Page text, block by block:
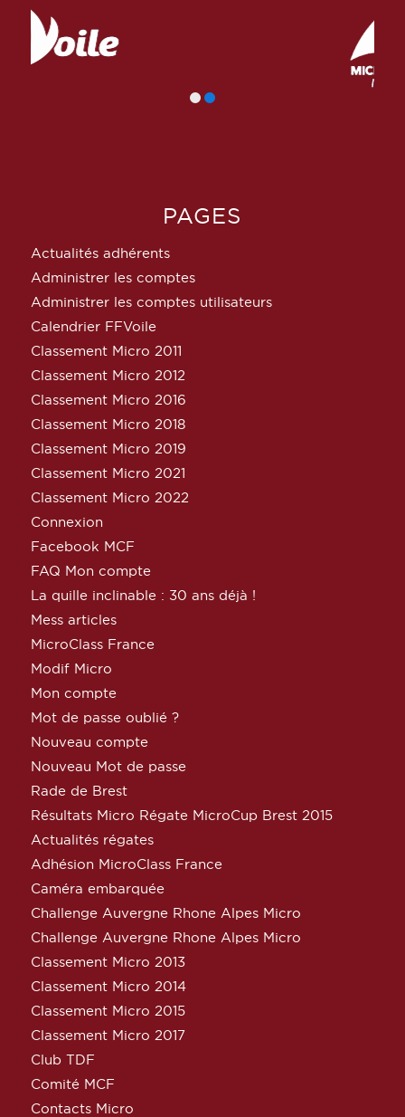
PAGES
Actualités adhérents
Administrer les comptes
Administrer les comptes utilisateurs
Calendrier FFVoile
Classement Micro 2011
Classement Micro 2012
Classement Micro 2016
Classement Micro 2018
Classement Micro 2019
Classement Micro 2021
Classement Micro 2022
Connexion
Facebook MCF
FAQ Mon compte
La quille inclinable : 30 ans déjà !
Mess articles
MicroClass France
Modif Micro
Mon compte
Mot de passe oublié ?
Nouveau compte
Nouveau Mot de passe
Rade de Brest
Résultats Micro Régate MicroCup Brest 2015
Actualités régates
Adhésion MicroClass France
Caméra embarquée
Challenge Auvergne Rhone Alpes Micro
Challenge Auvergne Rhone Alpes Micro
Classement Micro 2013
Classement Micro 2014
Classement Micro 2015
Classement Micro 2017
Club TDF
Comité MCF
Contacts Micro